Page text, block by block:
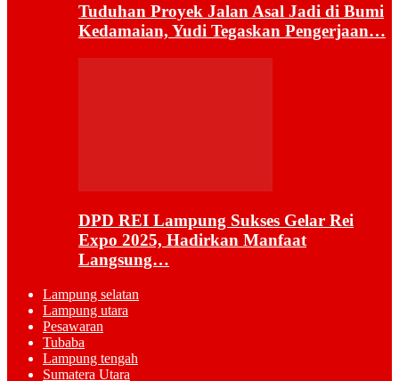
Tuduhan Proyek Jalan Asal Jadi di Bumi
Kedamaian, Yudi Tegaskan Pengerjaan…
DPD REI Lampung Sukses Gelar Rei
Expo 2025, Hadirkan Manfaat
Langsung…
Lampung selatan
Lampung utara
Pesawaran
Tubaba
Lampung tengah
Sumatera Utara